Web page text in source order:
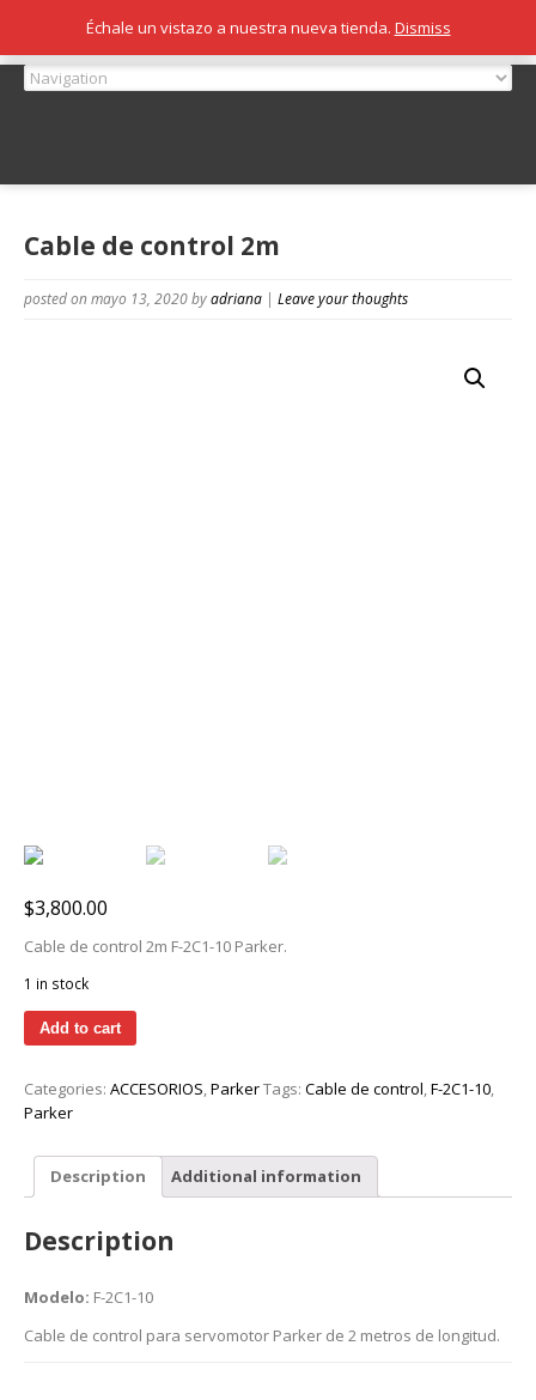
Cable de control 2m
posted on mayo 13, 2020byadriana | Leave your thoughts
$3,800.00
Cable de control 2m F-2C1-10 Parker.
1 in stock
Add to cart
Categories: ACCESORIOS,ParkerTags: Cable de control,F-2C1-10,
Parker
Description Additional information
Description
Modelo: F-2C1-10
Cable de control para servomotor Parker de 2 metros de longitud.
Échale un vistazo a nuestra nueva tienda. Dismiss